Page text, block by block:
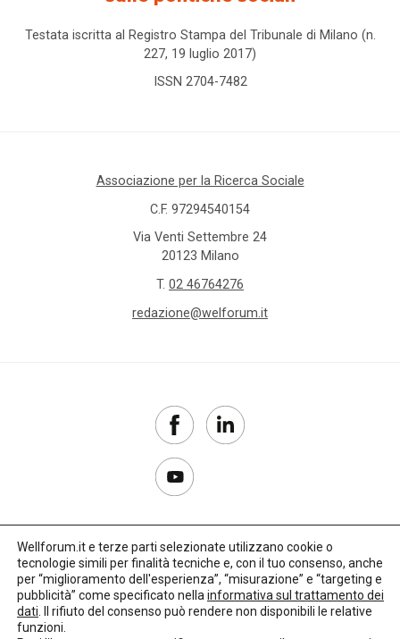
Testata iscritta al Registro Stampa del Tribunale di Milano (n.
227, 19 luglio 2017)
ISSN 2704-7482
Associazione per la Ricerca Sociale
C.F. 97294540154
Via Venti Settembre 24
20123 Milano
T. 02 46764276
redazione@welforum.it
Copyright 2017–2026
Privacy Policy
Wellforum.it e terze parti selezionate utilizzano cookie o
tecnologie simili per finalità tecniche e, con il tuo consenso, anche
per “miglioramento dell'esperienza”, “misurazione” e “targeting e
pubblicità” come specificato nella informativa sul trattamento dei
dati . Il rifiuto del consenso può rendere non disponibili le relative
funzioni.